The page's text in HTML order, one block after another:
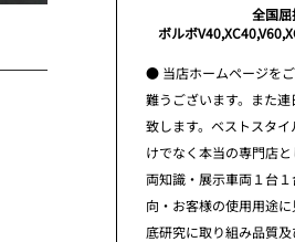
全国
ボルボ
● 当店ホームページを
難うございます。また
致します。ベストスタ
けでなく本当の専門店
両知識・展示車両１台
向・お客様の使用用途
底研究に取り組み品質